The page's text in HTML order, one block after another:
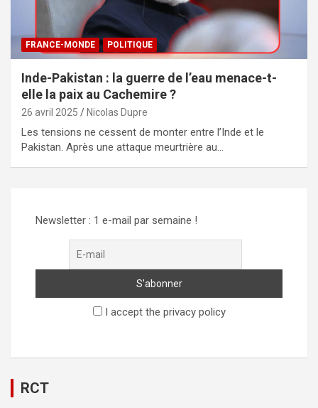
FRANCE-MONDE POLITIQUE
Inde-Pakistan : la guerre de l’eau menace-t-
elle la paix au Cachemire ?
26 avril 2025 Nicolas Dupre
Les tensions ne cessent de monter entre l’Inde et le
Pakistan. Après une attaque meurtrière au…
Newsletter : 1 e-mail par semaine !
I accept the privacy policy
RCT